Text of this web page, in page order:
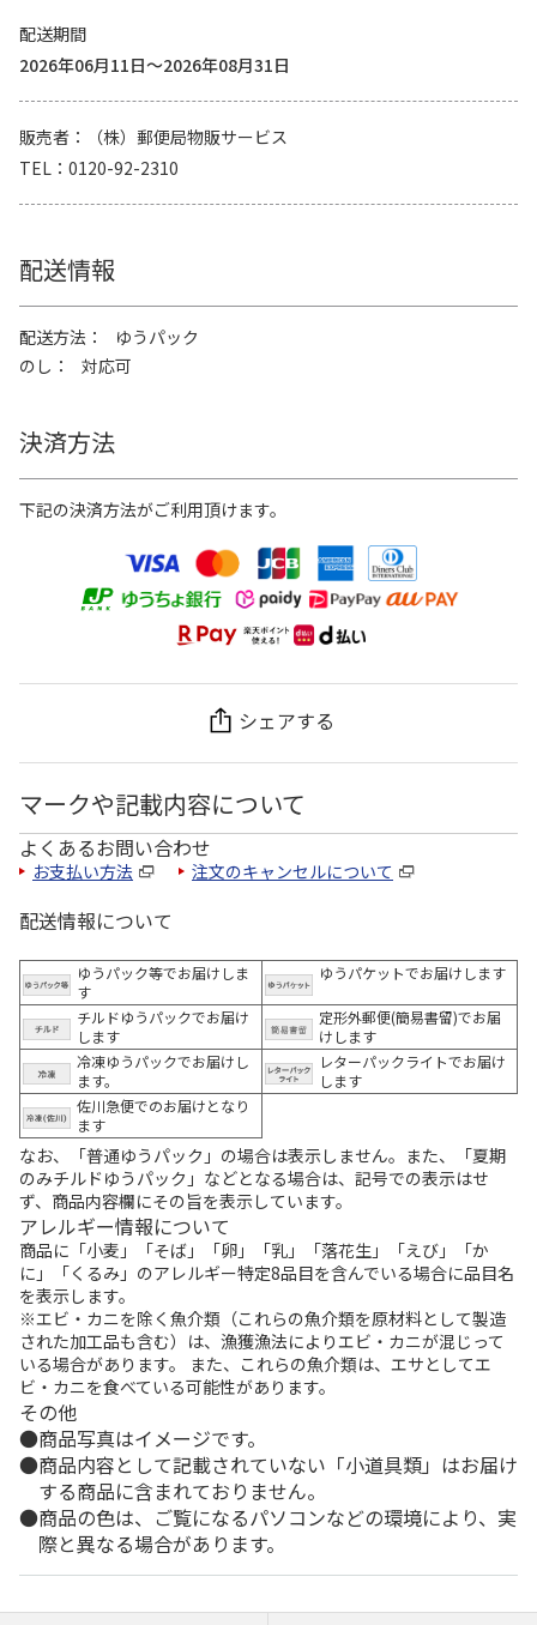
配送期間
2026年06月11日～2026年08月31日
販売者
（株）郵便局物販サービス
TEL
0120-92-2310
配送情報
配送方法
ゆうパック
のし
対応可
決済方法
下記の決済方法がご利用頂けます。
シェアする
マークや記載内容について
よくあるお問い合わせ
お支払い方法 注文のキャンセルについて
配送情報について
ゆうパック等でお届けしま
す
ゆうパケットでお届けします
チルドゆうパックでお届け
します
定形外郵便(簡易書留)でお届
けします
冷凍ゆうパックでお届けし
ます。
レターパックライトでお届け
します
佐川急便でのお届けとなり
ます
なお、「普通ゆうパック」の場合は表示しません。また、「夏期
のみチルドゆうパック」などとなる場合は、記号での表示はせ
ず、商品内容欄にその旨を表示しています。
アレルギー情報について
商品に「小麦」「そば」「卵」「乳」「落花生」「えび」「か
に」「くるみ」のアレルギー特定8品目を含んでいる場合に品目名
を表示します。
※エビ・カニを除く魚介類（これらの魚介類を原材料として製造
された加工品も含む）は、漁獲漁法によりエビ・カニが混じって
いる場合があります。 また、これらの魚介類は、エサとしてエ
ビ・カニを食べている可能性があります。
その他
商品写真はイメージです。
商品内容として記載されていない「小道具類」はお届け
する商品に含まれておりません。
商品の色は、ご覧になるパソコンなどの環境により、実
際と異なる場合があります。